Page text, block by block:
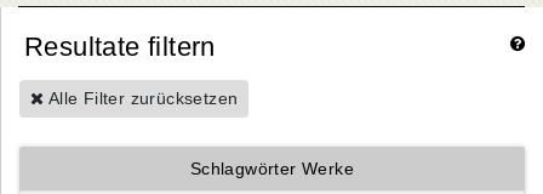
Resultate filtern
Alle Filter zurücksetzen
Schlagwörter Werke